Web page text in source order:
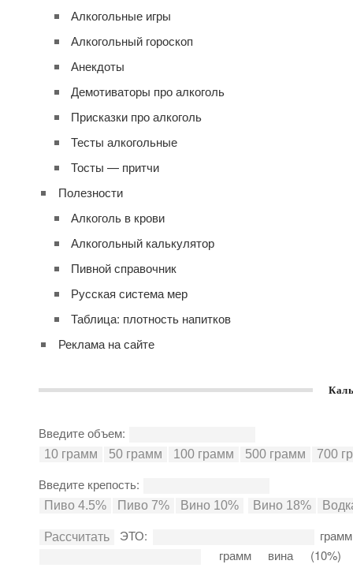
Алкогольные игры
Алкогольный гороскоп
Анекдоты
Демотиваторы про алкоголь
Присказки про алкоголь
Тесты алкогольные
Тосты — притчи
Полезности
Алкоголь в крови
Алкогольный калькулятор
Пивной справочник
Русская система мер
Таблица: плотность напитков
Реклама на сайте
Введите объем:
Введите крепость:
ЭТО:
грамм вина